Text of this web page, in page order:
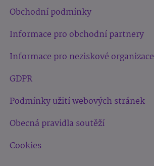
Obchodní podmínky
Informace pro obchodní partnery
Informace pro neziskové organizace
GDPR
Podmínky užití webových stránek
Obecná pravidla soutěží
Cookies